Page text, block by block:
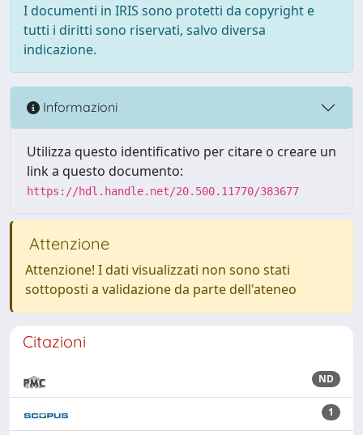
I documenti in IRIS sono protetti da copyright e
tutti i diritti sono riservati, salvo diversa
indicazione.
Informazioni
Utilizza questo identificativo per citare o creare un
link a questo documento:
https://hdl.handle.net/20.500.11770/383677
Attenzione
Attenzione! I dati visualizzati non sono stati
sottoposti a validazione da parte dell'ateneo
Citazioni
ND
1